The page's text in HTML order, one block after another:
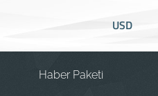
USD
Haber Paketi